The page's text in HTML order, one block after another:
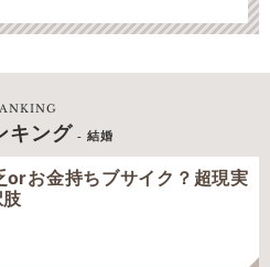
キング - 結婚
orお金持ちブサイク？超現実